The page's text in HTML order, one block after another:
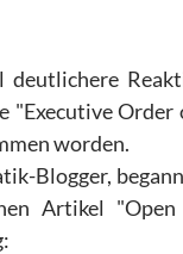
"Executive
worden.
Blogger,
Artikel